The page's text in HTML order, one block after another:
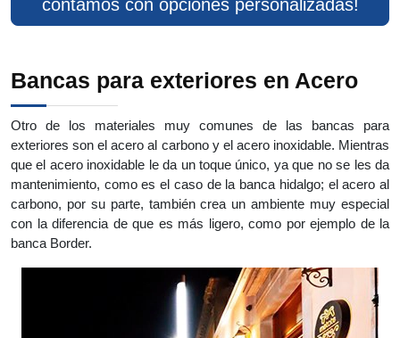
contamos con opciones personalizadas!
Bancas para exteriores en Acero
Otro de los materiales muy comunes de las bancas para
exteriores son el acero al carbono y el acero inoxidable. Mientras
que el acero inoxidable le da un toque único, ya que no se les da
mantenimiento, como es el caso de la banca hidalgo; el acero al
carbono, por su parte, también crea un ambiente muy especial
con la diferencia de que es más ligero, como por ejemplo de la
banca Border.